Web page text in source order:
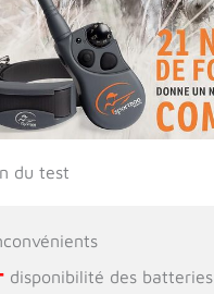
du test
disponibilité des batteries